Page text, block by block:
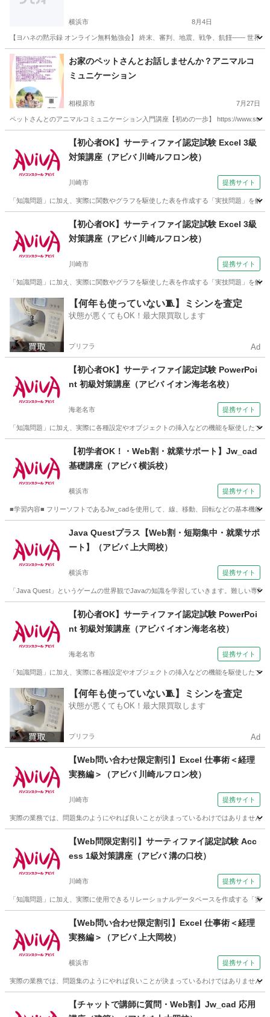
横浜市 8月4日
【ヨハネの黙示録 オンライン無料勉強会】 終末、審判、地震、戦争、飢饉―― 世界
神奈川 横浜市 その他 聖書
お家のペットさんとお話しませんか？アニマルコ
ミュニケーション
相模原市 7月27日
ペットさんとのアニマルコミュニケーション入門講座【初めの一歩】 https://
相模原市 セラピー
【初心者OK】サーティファイ認定試験 Excel 3級
対策講座（アビバ 川崎ルフロン校）
川崎市 提携サイト
「知識問題」に加え、実際に関数やグラフを駆使した表を作成する「実技問題」を解
その他
【初心者OK】サーティファイ認定試験 Excel 3級
対策講座（アビバ 川崎ルフロン校）
川崎市 提携サイト
「知識問題」に加え、実際に関数やグラフを駆使した表を作成する「実技問題」を解
神奈川 川崎市 その他
【何年も使っていない🧵】ミシンを査定
状態が悪くてもOK！最大限買取します
プリフラ Ad
【初心者OK】サーティファイ認定試験 PowerPoi
nt 初級対策講座（アビバ イオン海老名校）
海老名市 提携サイト
「知識問題」に加え、実際に各種設定やオブジェクトの挿入などの機能を駆使した
海老名市 その他
【初学者OK！・Web割・就業サポート】Jw_cad
基礎講座（アビバ 横浜校）
横浜市 提携サイト
■学習内容■ フリーソフトであるJw_cadを使用して、線、移動、回転などの基本機能
Java Questプラス【Web割・短期集中・就業サポ
ート】（アビバ 上大岡校）
横浜市 提携サイト
「Java Quest」というゲームの世界観でJavaの知識を学習していきます。難しい専
その他
【初心者OK】サーティファイ認定試験 PowerPoi
nt 初級対策講座（アビバ イオン海老名校）
海老名市 提携サイト
「知識問題」に加え、実際に各種設定やオブジェクトの挿入などの機能を駆使した
神奈川 海老名市 その他
【何年も使っていない🧵】ミシンを査定
状態が悪くてもOK！最大限買取します
プリフラ Ad
【Web問い合わせ限定割引】Excel 仕事術＜経理
実務編＞（アビバ 川崎ルフロン校）
川崎市 提携サイト
実際の業務では、問題集のようにやれば良いことが決まっているわけではありません
その他
【Web問限定割引】サーティファイ認定試験 Acc
ess 1級対策講座（アビバ 溝の口校）
川崎市 提携サイト
「知識問題」に加え、実際に使用できるリレーショナルデータベースを作成する「
その他
【Web問い合わせ限定割引】Excel 仕事術＜経理
実務編＞（アビバ 上大岡校）
横浜市 提携サイト
実際の業務では、問題集のようにやれば良いことが決まっているわけではありません
その他
【チャットで講師に質問・Web割】Jw_cad 応用